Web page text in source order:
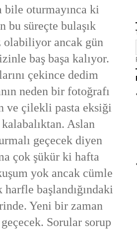
bile oturmayınca ki
bu süreçte bulaşık
olabiliyor ancak gün
baş başa kalıyor.
çekince dedim
neden bir fotoğrafı
ve çilekli pasta eksiği
Aslan
geçecek diyen
çok şükür ki hafta
yok ancak cümle
başlandığındaki
Yeni bir zaman
Sorular sorup